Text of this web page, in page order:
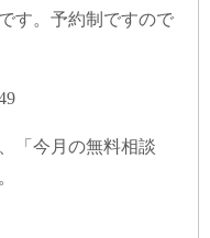
す。予約制ですので
「今月の無料相談